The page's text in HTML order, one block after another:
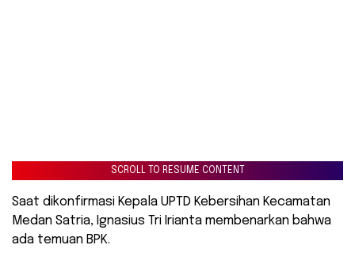
SCROLL TO RESUME CONTENT
Saat dikonfirmasi Kepala UPTD Kebersihan Kecamatan
Medan Satria, Ignasius Tri Irianta membenarkan bahwa
ada temuan BPK.